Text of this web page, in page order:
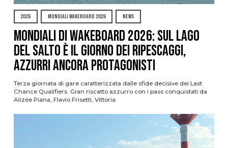
2026 MONDIALI WAKEBOARD 2026 NEWS
Mondiali di Wakeboard 2026: sul Lago
del Salto è il giorno dei ripescaggi,
azzurri ancora protagonisti
Terza giornata di gare caratterizzata dalle sfide decisive dei Last
Chance Qualifiers. Gran riscatto azzurro con i pass conquistati da
Alizée Piana, Flavio Frisetti, Vittoria